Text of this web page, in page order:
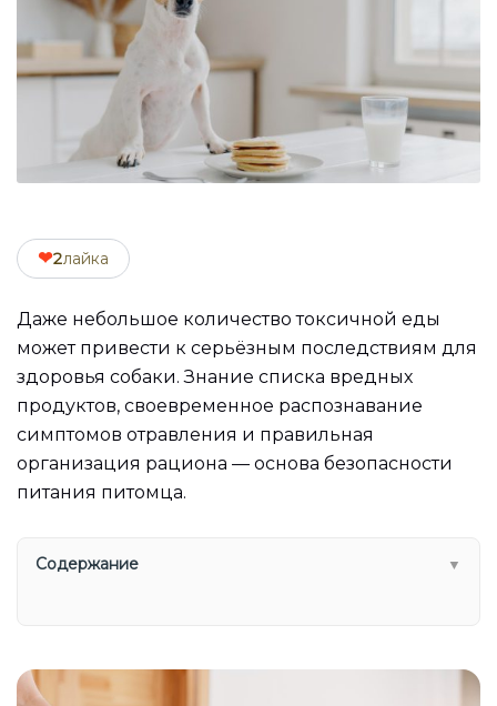
❤2лайка
Даже небольшое количество токсичной еды
может привести к серьёзным последствиям для
здоровья собаки. Знание списка вредных
продуктов, своевременное распознавание
симптомов отравления и правильная
организация рациона — основа безопасности
питания питомца.
Содержание ▼